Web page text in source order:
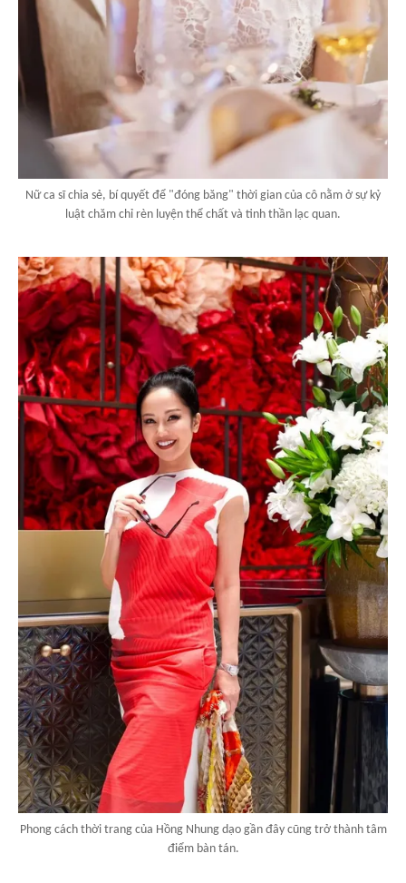
Nữ ca sĩ chia sẻ, bí quyết để "đóng băng" thời gian của cô nằm ở sự kỷ
luật chăm chỉ rèn luyện thể chất và tinh thần lạc quan.
Phong cách thời trang của Hồng Nhung dạo gần đây cũng trở thành tâm
điểm bàn tán.